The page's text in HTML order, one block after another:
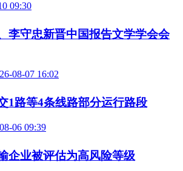
09:30
李守忠新晋中国报告文学学会会
08-07 16:02
1路等4条线路部分运行路段
06 09:39
企业被评估为高风险等级